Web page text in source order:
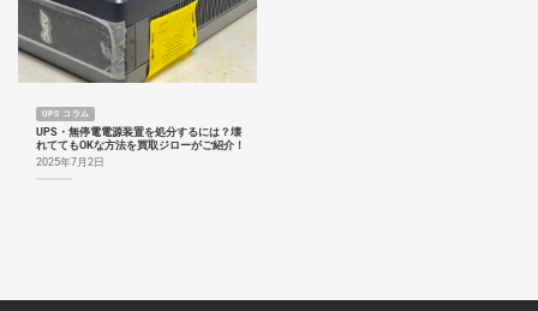
UPS コラム
UPS・無停電電源装置を処分するには？壊
れててもOKな方法を買取ジローがご紹介！
2025年7月2日